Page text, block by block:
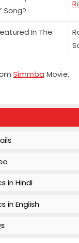
Song?
In The
Simmba Movie.
in Hindi
in English